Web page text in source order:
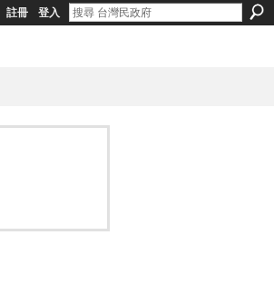
註冊 登入